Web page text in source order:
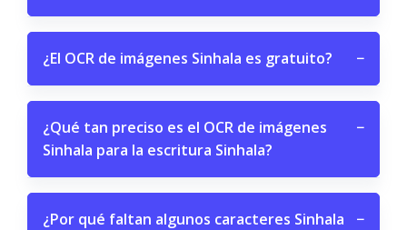
¿El OCR de imágenes Sinhala es gratuito? −
¿Qué tan preciso es el OCR de imágenes
Sinhala para la escritura Sinhala?
−
¿Por qué faltan algunos caracteres Sinhala
−